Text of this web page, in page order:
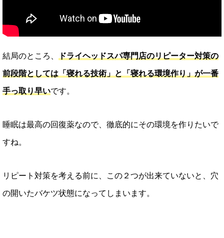
結局のところ、 ドライヘッドスパ専門店のリピーター対策の
前段階としては「寝れる技術」と「寝れる環境作り」が一番
手っ取り早いです。
睡眠は最高の回復薬なので、徹底的にその環境を作りたいで
すね。
リピート対策を考える前に、この２つが出来ていないと、穴
の開いたバケツ状態になってしまいます。